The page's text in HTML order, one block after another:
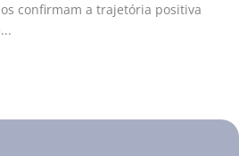
confirmam a trajetória positiva